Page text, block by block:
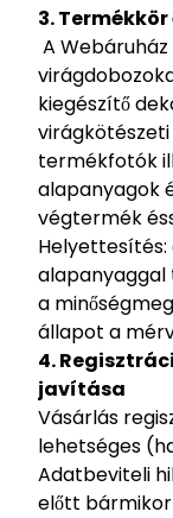
3.
A
kiegészítő
termékfotók
alapanyagok
végtermék
Helyettesítés:
alapanyaggal
a
állapot a
4.
javítása
Vásárlás
lehetséges
Adatbeviteli
előtt